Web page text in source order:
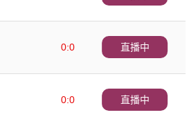
0:0
直播中
0:0
直播中